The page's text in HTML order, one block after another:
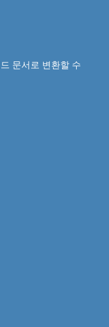
문서로 변환할 수